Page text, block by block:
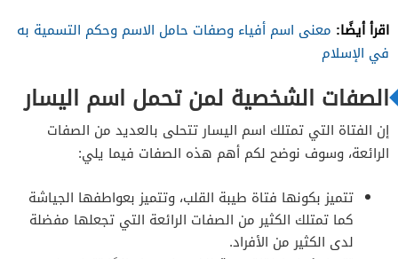
اقرأ أيضًا: معنى اسم أفياء وصفات حامل الاسم وحكم التسمية به
في الإسلام
الصفات الشخصية لمن تحمل اسم اليسار
إن الفتاة التي تمتلك اسم اليسار تتحلى بالعديد من الصفات
الرائعة، وسوف نوضح لكم أهم هذه الصفات فيما يلي:
تتميز بكونها فتاة طيبة القلب، وتتميز بعواطفها الجياشة
كما تمتلك الكثير من الصفات الرائعة التي تجعلها مفضلة
لدى الكثير من الأفراد.